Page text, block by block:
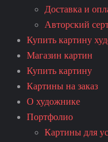
Доставка и
Авторский
Купить картину
Магазин картин
Купить картину
Картины на заказ
О художнике
Портфолио
Картины для